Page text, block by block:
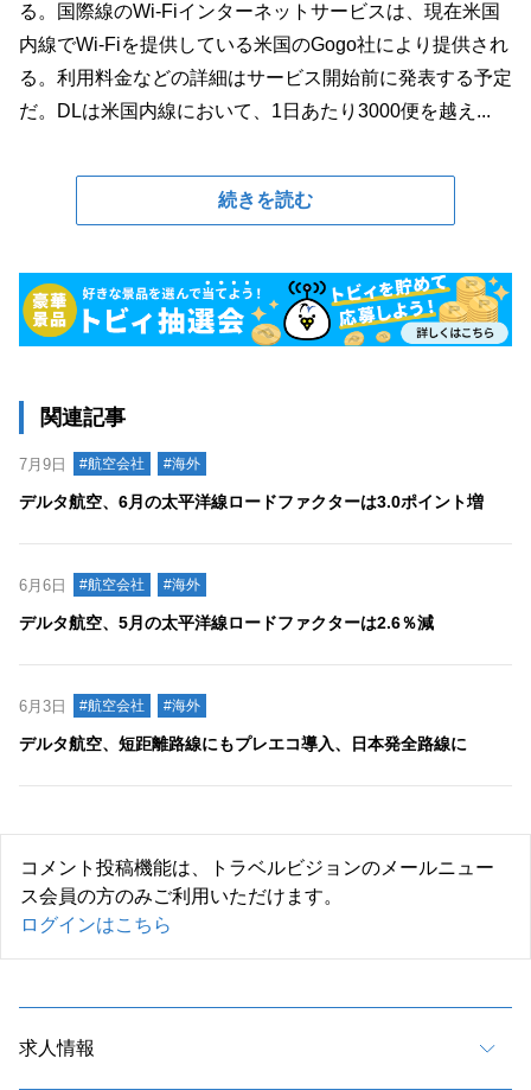
る。国際線のWi-Fiインターネットサービスは、現在米国
内線でWi-Fiを提供している米国のGogo社により提供され
る。利用料金などの詳細はサービス開始前に発表する予定
だ。DLは米国内線において、1日あたり3000便を越え...
続きを読む
関連記事
7月9日 #航空会社 #海外
デルタ航空、6月の太平洋線ロードファクターは3.0ポイント増
6月6日 #航空会社 #海外
デルタ航空、5月の太平洋線ロードファクターは2.6％減
6月3日 #航空会社 #海外
デルタ航空、短距離路線にもプレエコ導入、日本発全路線に
コメント投稿機能は、トラベルビジョンのメールニュー
ス会員の方のみご利用いただけます。
ログインはこちら
求人情報